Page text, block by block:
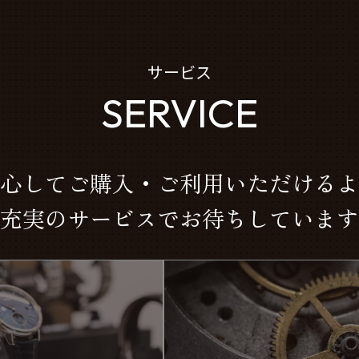
サービス
SERVICE
してご購入・ご利用いただける
充実のサービスでお待ちしています